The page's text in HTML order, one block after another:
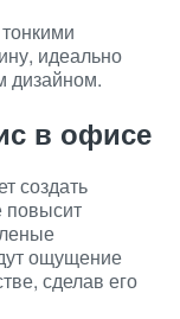
идеально
дизайном.
в офисе
создать
повысит
ощущение
сделав его